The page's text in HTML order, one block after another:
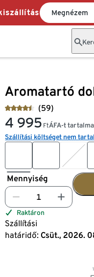
Megnézem
Aromatartó
(59)
4 995 FtÁFA-t
Szállítási költséget nem
Mennyiség
Raktáron
Szállítási
határidő: Csüt., 2026.